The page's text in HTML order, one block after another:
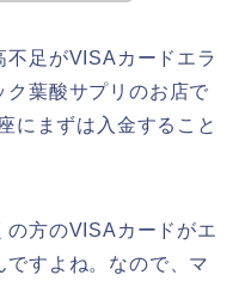
不足がVISAカードエラ
ク葉酸サプリのお店で
にまずは入金すること
の方のVISAカードがエ
すよね。なので、マ